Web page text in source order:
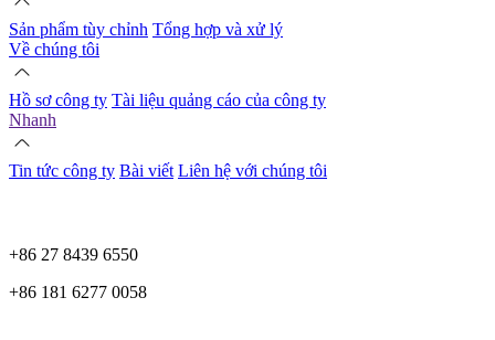
Sản phẩm tùy chỉnh Tổng hợp và xử lý
Về chúng tôi
Hồ sơ công ty Tài liệu quảng cáo của công ty
Nhanh
Tin tức công ty Bài viết Liên hệ với chúng tôi
+86 27 8439 6550
+86 181 6277 0058